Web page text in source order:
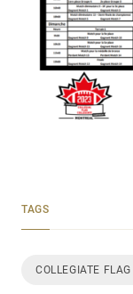
TAGS
COLLEGIATE